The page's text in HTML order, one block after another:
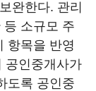
완한다. 관리
등 소규모 주
항목을 반영
공인중개사가
도록 공인중